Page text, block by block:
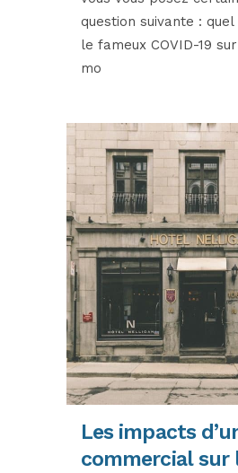
question suivante :
le fameux COVID-19
mo
Les impacts
commercial sur